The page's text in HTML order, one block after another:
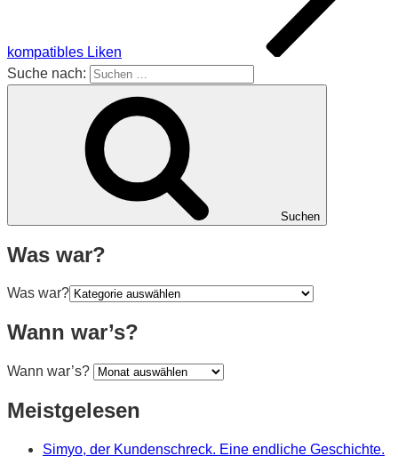
kompatibles Liken
Suche nach:
Suchen
Was war?
Was war?
Wann war’s?
Wann war’s?
Meistgelesen
Simyo, der Kundenschreck. Eine endliche Geschichte.